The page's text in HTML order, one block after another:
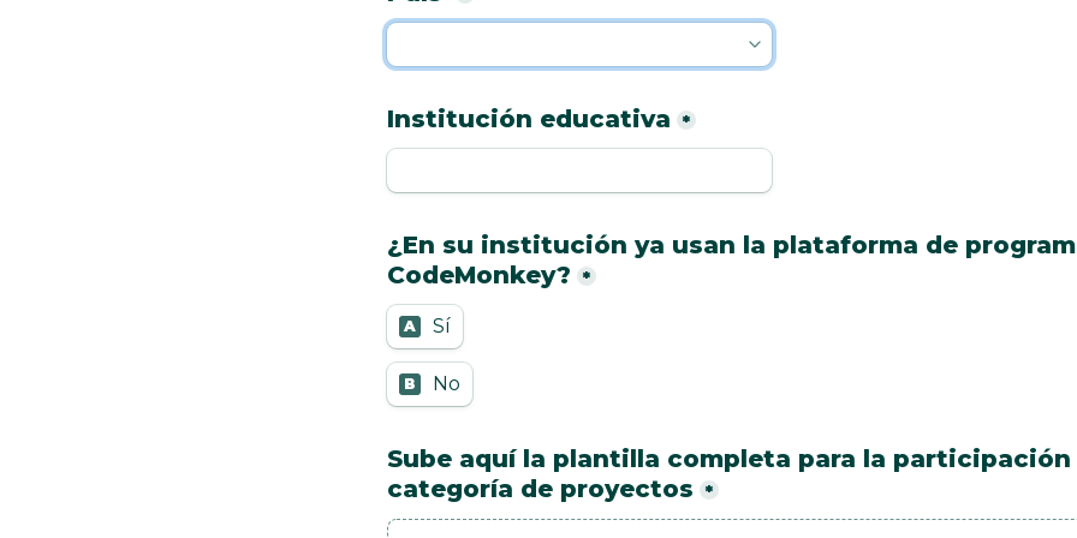
Institución educativa *
¿En su institución ya usan la plataforma de
CodeMonkey?
*
A Sí
B No
Sube aquí la plantilla completa para la participación
categoría de proyectos
*